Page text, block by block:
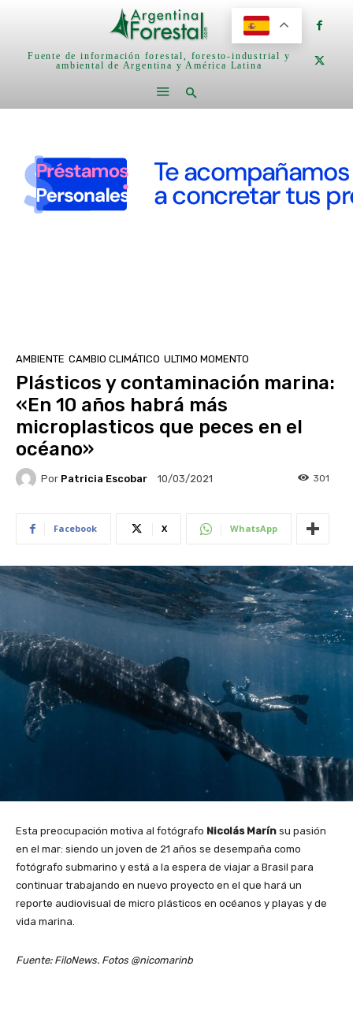
Fuente de información forestal, foresto-industrial y
ambiental de Argentina y América Latina
AMBIENTE CAMBIO CLIMÁTICO ULTIMO MOMENTO
Plásticos y contaminación marina:
«En 10 años habrá más
microplasticos que peces en el
océano»
Por Patricia Escobar 10/03/2021 301
Facebook X WhatsApp
Esta preocupación motiva al fotógrafo Nicolás Marín su pasión
en el mar: siendo un joven de 21 años se desempaña como
fotógrafo submarino y está a la espera de viajar a Brasil para
continuar trabajando en nuevo proyecto en el que hará un
reporte audiovisual de micro plásticos en océanos y playas y de
vida marina.
Fuente: FiloNews. Fotos @nicomarinb